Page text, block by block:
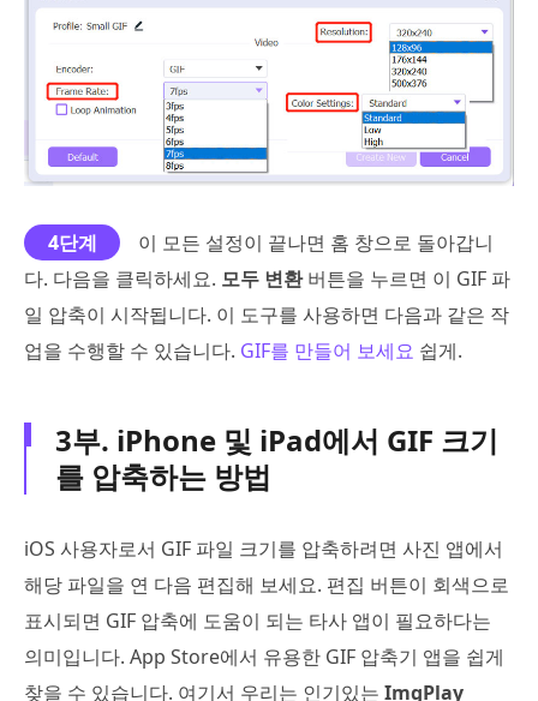
4단계
이 모든 설정이 끝나면 홈 창으로 돌아갑니
다. 다음을 클릭하세요. 모두 변환버튼을 누르면 이 GIF 파
일 압축이 시작됩니다. 이 도구를 사용하면 다음과 같은 작
업을 수행할 수 있습니다. GIF를 만들어 보세요 쉽게.
3부. iPhone 및 iPad에서 GIF 크기
를 압축하는 방법
iOS 사용자로서 GIF 파일 크기를 압축하려면 사진 앱에서
해당 파일을 연 다음 편집해 보세요. 편집 버튼이 회색으로
표시되면 GIF 압축에 도움이 되는 타사 앱이 필요하다는
의미입니다. App Store에서 유용한 GIF 압축기 앱을 쉽게
찾을 수 있습니다. 여기서 우리는 인기있는 ImgPlay